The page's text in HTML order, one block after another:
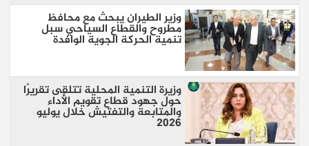
وزير الطيران يبحث مع محافظ
مطروح والقطاع السياحي سبل
تنمية الحركة الجوية الوافدة
وزيرة التنمية المحلية تتلقى تقريرًا
حول جهود قطاع تقويم الأداء
والمتابعة والتفتيش خلال يوليو
2026